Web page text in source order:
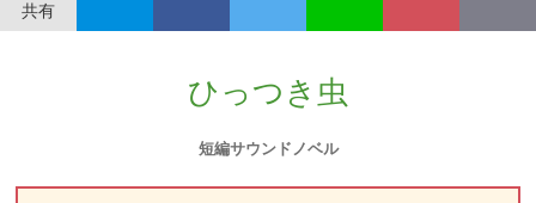
共有
ひっつき虫
短編サウンドノベル